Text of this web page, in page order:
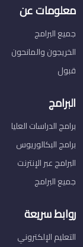
معلومات عن
جميع البرامج
الخريجون والمانحون
قبول
البرامج
برامج الدراسات العليا
برامج البكالوريوس
البرامج عبر الإنترنت
جميع البرامج
روابط سريعة
التعليم الإلكتروني